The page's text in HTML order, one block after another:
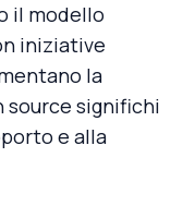
il modello
iniziative
la
source significhi
e alla